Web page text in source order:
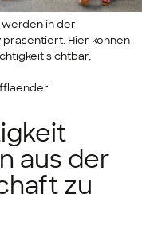
in der
Hier können
sichtbar,
aus der
zu